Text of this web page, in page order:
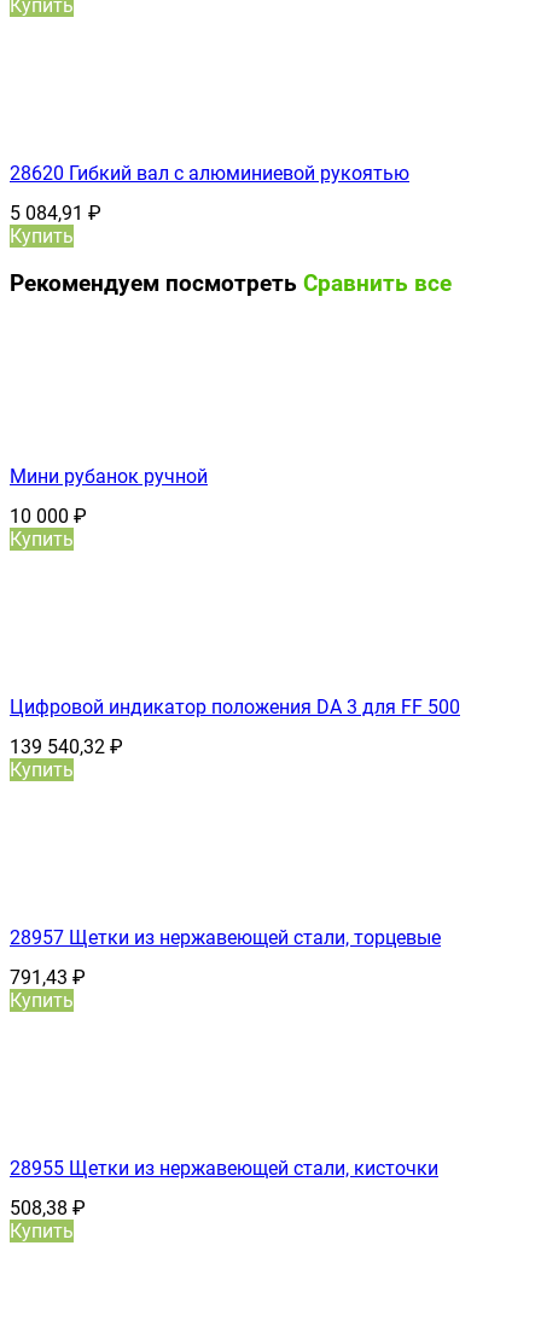
Купить
28620 Гибкий вал с алюминиевой рукоятью
5 084,91 ₽
Купить
Рекомендуем посмотреть Сравнить все
Мини рубанок ручной
10 000 ₽
Купить
Цифровой индикатор положения DA 3 для FF 500
139 540,32 ₽
Купить
28957 Щетки из нержавеющей стали, торцевые
791,43 ₽
Купить
28955 Щетки из нержавеющей стали, кисточки
508,38 ₽
Купить